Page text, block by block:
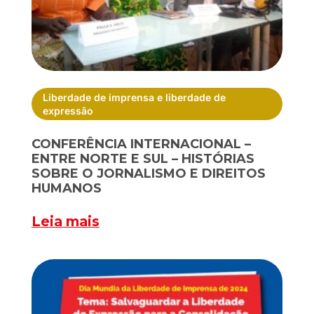
Liberdade de imprensa e liberdade de
expressão
CONFERÊNCIA INTERNACIONAL –
ENTRE NORTE E SUL – HISTÓRIAS
SOBRE O JORNALISMO E DIREITOS
HUMANOS
Leia mais